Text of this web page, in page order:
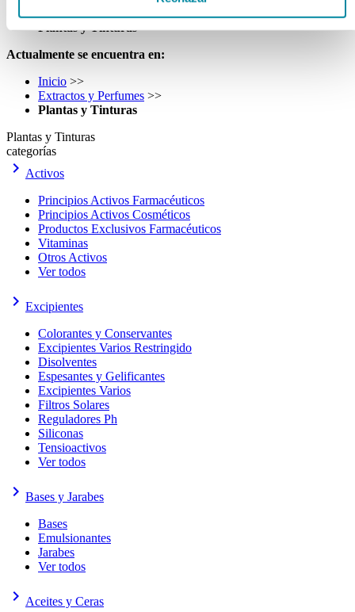
Extractos y Perfumes >>
Plantas y Tinturas
Actualmente se encuentra en:
Inicio >>
Extractos y Perfumes >>
Plantas y Tinturas
Plantas y Tinturas
categorías
keyboard_arrow_right Activos
Principios Activos Farmacéuticos
Principios Activos Cosméticos
Productos Exclusivos Farmacéuticos
Vitaminas
Otros Activos
Ver todos
keyboard_arrow_right Excipientes
Colorantes y Conservantes
Excipientes Varios Restringido
Disolventes
Espesantes y Gelificantes
Excipientes Varios
Filtros Solares
Reguladores Ph
Siliconas
Tensioactivos
Ver todos
keyboard_arrow_right Bases y Jarabes
Bases
Emulsionantes
Jarabes
Ver todos
keyboard_arrow_right Aceites y Ceras